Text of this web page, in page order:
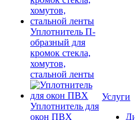
Уплотнитель П-
образный для
кромок стекла,
хомутов,
стальной ленты
Уплотнитель для
окон ПВХ
Услуги